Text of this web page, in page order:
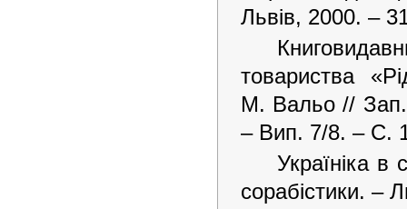
Львів, 2000. –
товариства
М. Вальо // Зап.
– Вип. 7/8. – С.
Україніка в
сорабістики. –